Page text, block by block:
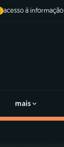
acesso à informação
mais